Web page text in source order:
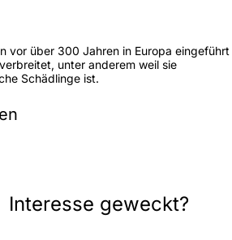
vor über 300 Jahren in Europa eingeführt
unter anderem weil sie
Schädlinge ist.
geweckt?